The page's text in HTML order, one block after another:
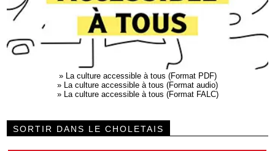
» La culture accessible à tous (Format PDF)
» La culture accessible à tous (Format audio)
» La culture accessible à tous (Format FALC)
SORTIR DANS LE CHOLETAIS